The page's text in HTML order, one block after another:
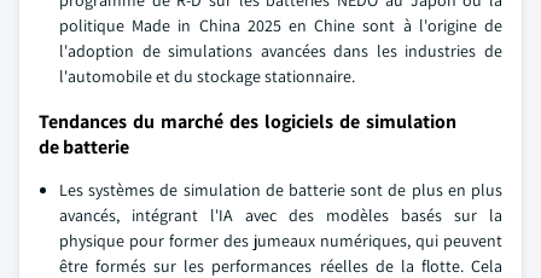
politique Made in China 2025 en Chine sont à l'origine de
l'adoption de simulations avancées dans les industries de
l'automobile et du stockage stationnaire.
Tendances du marché des logiciels de simulation
de batterie
Les systèmes de simulation de batterie sont de plus en plus
avancés, intégrant l'IA avec des modèles basés sur la
physique pour former des jumeaux numériques, qui peuvent
être formés sur les performances réelles de la flotte. Cela